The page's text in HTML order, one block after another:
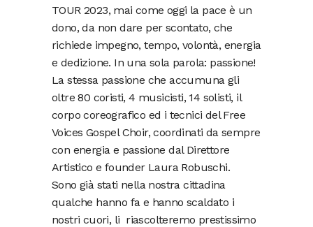
TOUR 2023, mai come oggi la pace è un
dono, da non dare per scontato, che
richiede impegno, tempo, volontà, energia
e dedizione. In una sola parola: passione!
La stessa passione che accumuna gli
oltre 80 coristi, 4 musicisti, 14 solisti, il
corpo coreografico ed i tecnici del Free
Voices Gospel Choir, coordinati da sempre
con energia e passione dal Direttore
Artistico e founder Laura Robuschi.
Sono già stati nella nostra cittadina
qualche hanno fa e hanno scaldato i
nostri cuori, li riascolteremo prestissimo